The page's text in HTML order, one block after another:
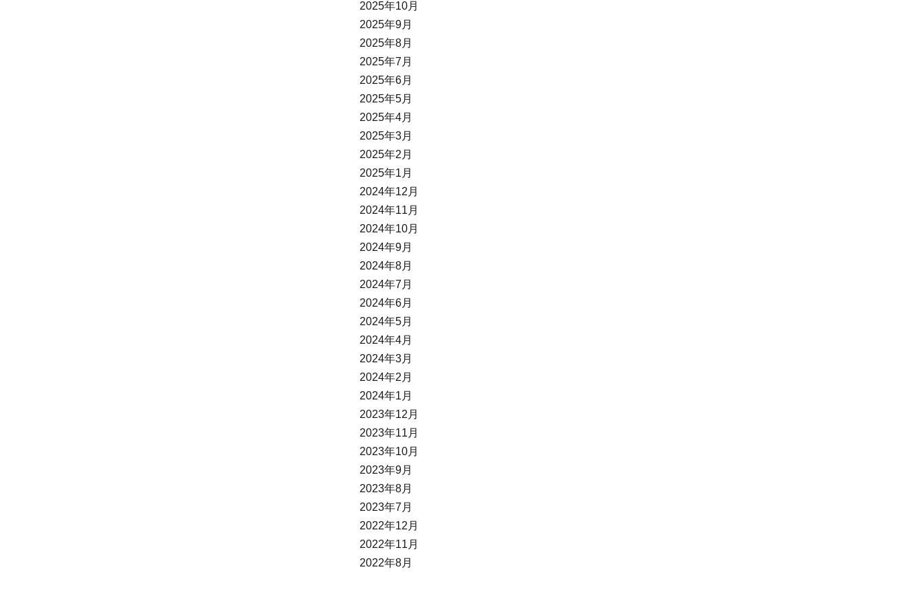
2025年10月
2025年9月
2025年8月
2025年7月
2025年6月
2025年5月
2025年4月
2025年3月
2025年2月
2025年1月
2024年12月
2024年11月
2024年10月
2024年9月
2024年8月
2024年7月
2024年6月
2024年5月
2024年4月
2024年3月
2024年2月
2024年1月
2023年12月
2023年11月
2023年10月
2023年9月
2023年8月
2023年7月
2022年12月
2022年11月
2022年8月